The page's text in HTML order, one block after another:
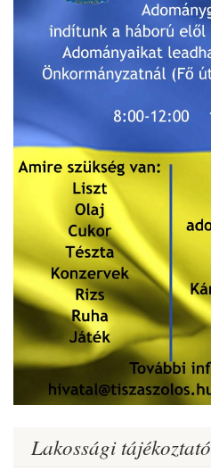
Lakossági tájékoztató